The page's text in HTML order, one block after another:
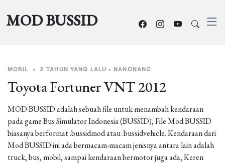
MOD BUSSID
MOBIL • 2 TAHUN YANG LALU • NANONANO
Toyota Fortuner VNT 2012
MOD BUSSID adalah sebuah file untuk menambah kendaraan
pada game Bus Simulator Indonesia (BUSSID), File Mod BUSSID
biasanya berformat .bussidmod atau .bussidvehicle. Kendaraan dari
Mod BUSSID ini ada bermacam-macam jenisnya antara lain adalah
truck, bus, mobil, sampai kendaraan bermotor juga ada, Keren